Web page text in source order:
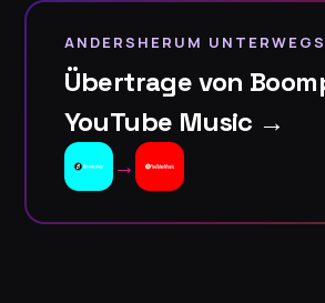
ANDERSHERUM
Übertrage von
YouTube Music →
→